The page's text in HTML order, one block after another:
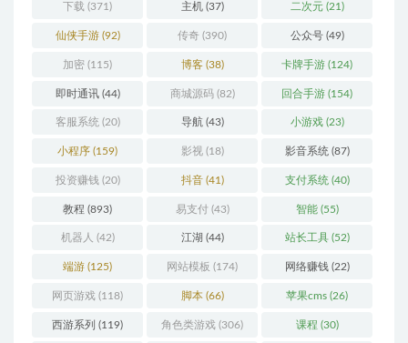
下载 (371) 主机(37) 二次元(21)
仙侠手游(92) 传奇 (390) 公众号(49)
加密 (115) 博客(38) 卡牌手游 (124)
即时通讯(44) 商城源码(82) 回合手游 (154)
客服系统(20) 导航(43) 小游戏(23)
小程序 (159) 影视(18) 影音系统 (87)
投资赚钱 (20) 抖音(41) 支付系统 (40)
教程 (893) 易支付(43) 智能(55)
机器人 (42) 江湖 (44) 站长工具(52)
端游 (125) 网站模板 (174) 网络赚钱(22)
网页游戏 (118) 脚本(66) 苹果cms (26)
西游系列 (119) 角色类游戏 (306) 课程 (30)